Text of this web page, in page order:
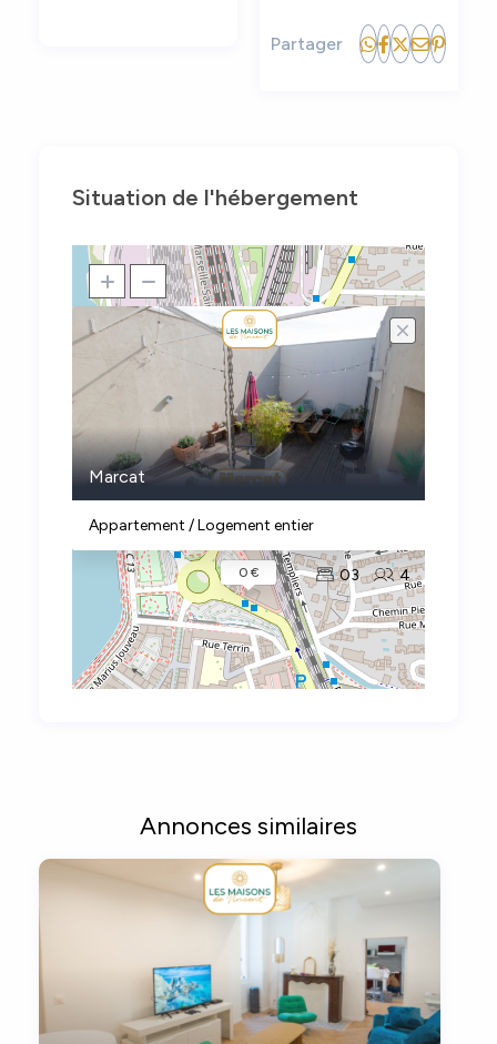
Partager
Situation de l'hébergement
0 €
Marcat
Appartement / Logement entier
4
03
Annonces similaires